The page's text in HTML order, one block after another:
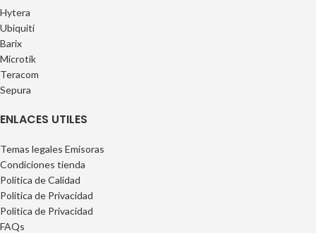
Hytera
Ubiquiti
Barix
Microtik
Teracom
Sepura
ENLACES UTILES
Temas legales Emisoras
Condiciones tienda
Politica de Calidad
Politica de Privacidad
Politica de Privacidad
FAQs